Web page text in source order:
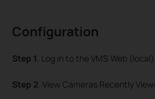
Configuration
Step 1. Log in to the VMS Web
Step 2. View Cameras Recently